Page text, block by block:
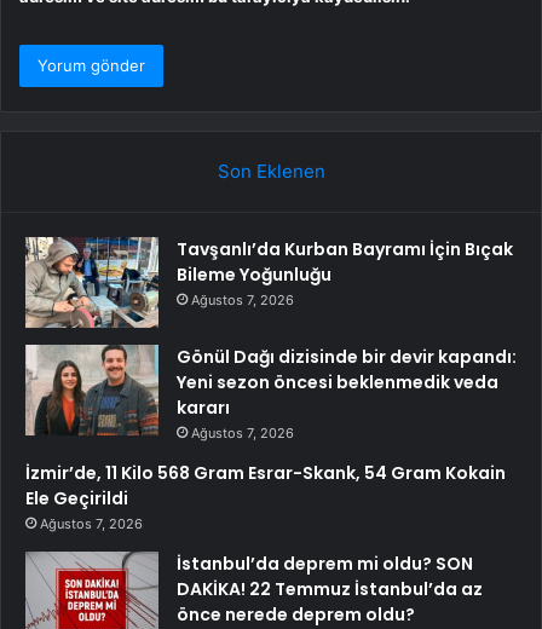
Son Eklenen
Tavşanlı’da Kurban Bayramı İçin Bıçak
Bileme Yoğunluğu
Ağustos 7, 2026
Gönül Dağı dizisinde bir devir kapandı:
Yeni sezon öncesi beklenmedik veda
kararı
Ağustos 7, 2026
İzmir’de, 11 Kilo 568 Gram Esrar-Skank, 54 Gram Kokain
Ele Geçirildi
Ağustos 7, 2026
İstanbul’da deprem mi oldu? SON
DAKİKA! 22 Temmuz İstanbul’da az
önce nerede deprem oldu?